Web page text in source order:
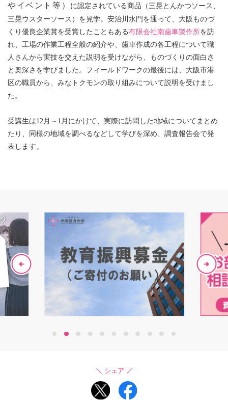
やイベント等）
に認定されている商品（三晃とんかつソース、
三晃ウスターソース）を見学。安治川水門を通って、大阪ものづ
くり優良企業賞を受賞したこともある有限会社南歯車製作所を訪
れ、工場の作業工程全般の紹介や、歯車作成の各工程について職
人さんから実技を交えた説明を受けながら、ものづくりの面白さ
と奥深さを学びました。フィールドワークの最後には、大阪市港
区の職員から、みなトクモンの取り組みについて説明を受けまし
た。
受講生は12月～1月にかけて、実際に訪問した地域についてまとめ
たり、同様の地域を調べるなどして学びを深め、調査報告会で発
表します。
2 4 5 7 9
シェア